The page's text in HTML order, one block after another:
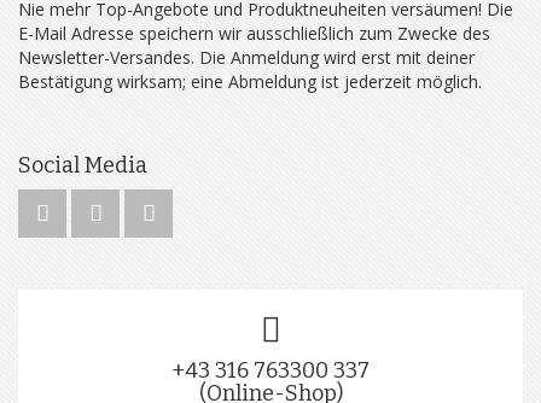
Nie mehr Top-Angebote und Produktneuheiten versäumen! Die
E-Mail Adresse speichern wir ausschließlich zum Zwecke des
Newsletter-Versandes. Die Anmeldung wird erst mit deiner
Bestätigung wirksam; eine Abmeldung ist jederzeit möglich.
Social Media
+43 316 763300 337
(Online-Shop)